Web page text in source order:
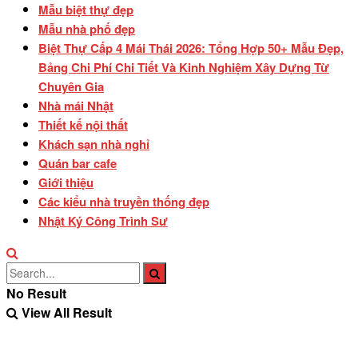
Mẫu biệt thự đẹp
Mẫu nhà phố đẹp
Biệt Thự Cấp 4 Mái Thái 2026: Tổng Hợp 50+ Mẫu Đẹp,
Bảng Chi Phí Chi Tiết Và Kinh Nghiệm Xây Dựng Từ
Chuyên Gia
Nhà mái Nhật
Thiết kế nội thất
Khách sạn nhà nghỉ
Quán bar cafe
Giới thiệu
Các kiểu nhà truyền thống đẹp
Nhật Ký Công Trình Sư
No Result
View All Result